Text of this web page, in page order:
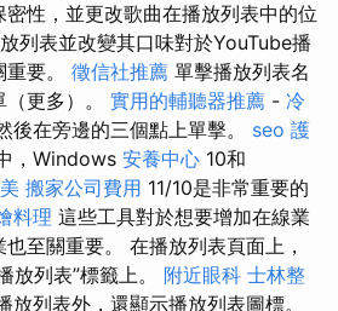
性，並更改歌曲在播放列表中的位
列表並改變其口味對於YouTube播
要。 徵信社推薦 單擊播放列表名
更多）。 實用的輔聽器推薦 - 冷
後在旁邊的三個點上單擊。 seo 護
，Windows 安養中心 10和
搬家公司費用 11/10是非常重要的
料理 這些工具對於想要增加在線業
至關重要。 在播放列表頁面上，
放列表”標籤上。 附近眼科 士林整
放列表外，還顯示播放列表圖標。